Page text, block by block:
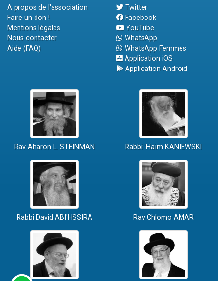
A propos de l'association
Faire un don !
Mentions légales
Nous contacter
Aide (FAQ)
Twitter
Facebook
YouTube
WhatsApp
WhatsApp Femmes
Application iOS
Application Android
Rav Aharon L. STEINMAN Rabbi 'Haïm KANIEWSKI
Rabbi David ABI'HSSIRA Rav Chlomo AMAR